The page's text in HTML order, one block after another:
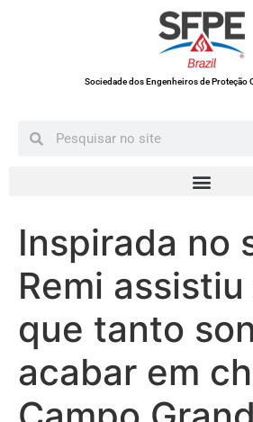
Sociedade dos Engenheiros de Proteção
Inspirada no
Remi
que tanto
acabar em